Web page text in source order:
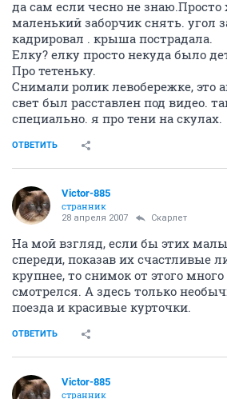
да сам если чесно не знаю.Просто
маленький заборчик снять. угол
кадрировал . крыша пострадала.
Елку? елку просто некуда было
Про тетеньку.
Снимали ролик левобережке, это
свет был расставлен под видео.
специально. я про тени на скулах.
ОТВЕТИТЬ
Victor-885
странник
28 апреля 2007 Скарлет
На мой взгляд, если бы этих
спереди, показав их счастливые
крупнее, то снимок от этого
смотрелся. А здесь только
поезда и красивые курточки.
ОТВЕТИТЬ
Victor-885
странник